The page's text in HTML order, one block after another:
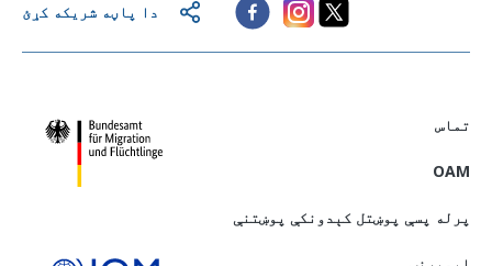
دا پاڼه شریکه کړئ
تماس
OAM
پرله پسې پوښتل کېدونکې پوښتنې